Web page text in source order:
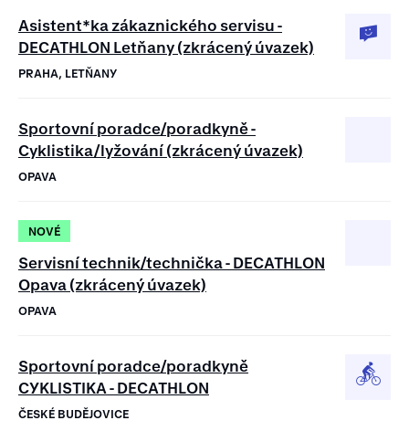
Asistent*ka zákaznického servisu -
DECATHLON Letňany (zkrácený úvazek)
PRAHA, LETŇANY
Sportovní poradce/poradkyně -
Cyklistika/lyžování (zkrácený úvazek)
OPAVA
NOVÉ
Servisní technik/technička - DECATHLON
Opava (zkrácený úvazek)
OPAVA
Sportovní poradce/poradkyně
CYKLISTIKA - DECATHLON
ČESKÉ BUDĚJOVICE